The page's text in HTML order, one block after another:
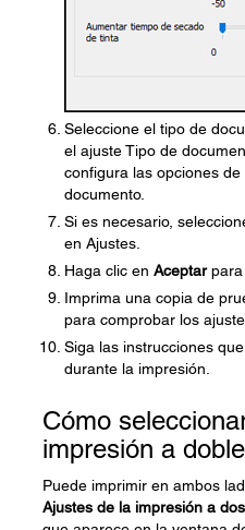
Seleccione el tipo de
el ajuste Tipo de
configura las opciones
documento.
Si es necesario,
en Ajustes.
Haga clic en Aceptarpara
Imprima una copia de
para comprobar los
Siga las instrucciones
durante la impresión.
Cómo
impresión a
Puede imprimir en ambos
Ajustes de la impresión a